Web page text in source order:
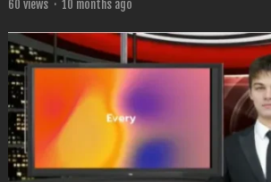
60 views · 10 months ago